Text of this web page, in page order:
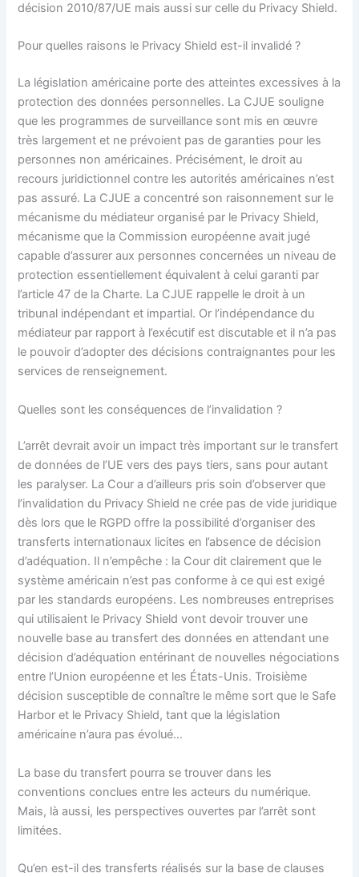
décision 2010/87/UE mais aussi sur celle du Privacy Shield.
Pour quelles raisons le Privacy Shield est-il invalidé ?
La législation américaine porte des atteintes excessives à la
protection des données personnelles. La CJUE souligne
que les programmes de surveillance sont mis en œuvre
très largement et ne prévoient pas de garanties pour les
personnes non américaines. Précisément, le droit au
recours juridictionnel contre les autorités américaines n’est
pas assuré. La CJUE a concentré son raisonnement sur le
mécanisme du médiateur organisé par le Privacy Shield,
mécanisme que la Commission européenne avait jugé
capable d’assurer aux personnes concernées un niveau de
protection essentiellement équivalent à celui garanti par
l’article 47 de la Charte. La CJUE rappelle le droit à un
tribunal indépendant et impartial. Or l’indépendance du
médiateur par rapport à l’exécutif est discutable et il n’a pas
le pouvoir d’adopter des décisions contraignantes pour les
services de renseignement.
Quelles sont les conséquences de l’invalidation ?
L’arrêt devrait avoir un impact très important sur le transfert
de données de l’UE vers des pays tiers, sans pour autant
les paralyser. La Cour a d’ailleurs pris soin d’observer que
l’invalidation du Privacy Shield ne crée pas de vide juridique
dès lors que le RGPD offre la possibilité d’organiser des
transferts internationaux licites en l’absence de décision
d’adéquation. Il n’empêche : la Cour dit clairement que le
système américain n’est pas conforme à ce qui est exigé
par les standards européens. Les nombreuses entreprises
qui utilisaient le Privacy Shield vont devoir trouver une
nouvelle base au transfert des données en attendant une
décision d’adéquation entérinant de nouvelles négociations
entre l’Union européenne et les États-Unis. Troisième
décision susceptible de connaître le même sort que le Safe
Harbor et le Privacy Shield, tant que la législation
américaine n’aura pas évolué…
La base du transfert pourra se trouver dans les
conventions conclues entre les acteurs du numérique.
Mais, là aussi, les perspectives ouvertes par l’arrêt sont
limitées.
Qu’en est-il des transferts réalisés sur la base de clauses